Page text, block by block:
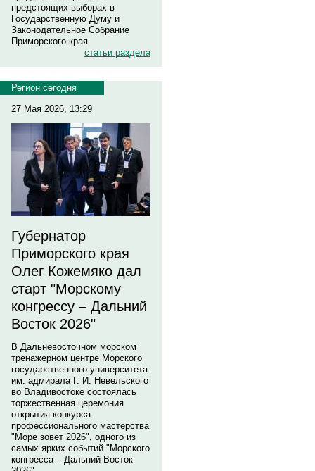
предстоящих выборах в
Государственную Думу и
Законодательное Собрание
Приморского края.
статьи раздела
Регион сегодня
27 Мая 2026, 13:29
Губернатор
Приморского края
Олег Кожемяко дал
старт "Морскому
конгрессу – Дальний
Восток 2026"
В Дальневосточном морском
тренажерном центре Морского
государственного университета
им. адмирала Г. И. Невельского
во Владивостоке состоялась
торжественная церемония
открытия конкурса
профессионального мастерства
"Море зовет 2026", одного из
самых ярких событий "Морского
конгресса – Дальний Восток